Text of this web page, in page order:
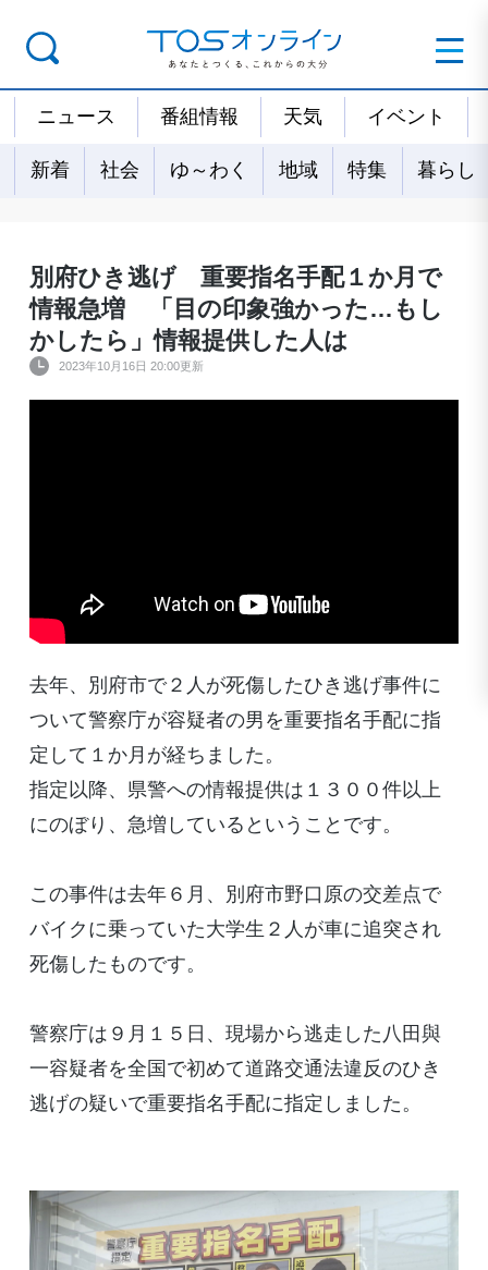
ニュース 番組情報 天気 イベント
新着 社会 ゆ～わく 地域 特集 暮らし
別府ひき逃げ 重要指名手配１か月で
情報急増 「目の印象強かった…もし
かしたら」情報提供した人は
2023年10月16日 20:00更新
去年、別府市で２人が死傷したひき逃げ事件に
ついて警察庁が容疑者の男を重要指名手配に指
定して１か月が経ちました。
指定以降、県警への情報提供は１３００件以上
にのぼり、急増しているということです。
この事件は去年６月、別府市野口原の交差点で
バイクに乗っていた大学生２人が車に追突され
死傷したものです。
警察庁は９月１５日、現場から逃走した八田與
一容疑者を全国で初めて道路交通法違反のひき
逃げの疑いで重要指名手配に指定しました。